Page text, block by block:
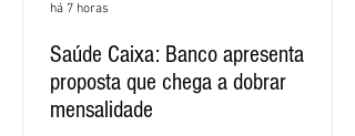
Saúde Caixa: Banco apresenta
proposta que chega a dobrar
mensalidade
há 7 horas